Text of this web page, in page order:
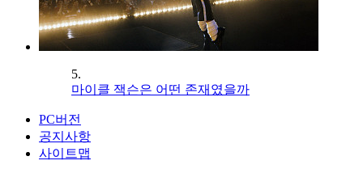
5.
마이클 잭슨은 어떤 존재였을까
PC버전
공지사항
사이트맵